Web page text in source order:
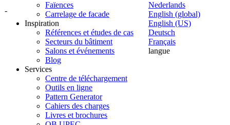
-
Nederlands
English (global)
English (US)
Deutsch
Français
langue
Faïences
Carrelage de facade
Inspiration
Références et études de cas
Secteurs du bâtiment
Salons et événements
Blog
Services
Centre de téléchargement
Outils en ligne
Pattern Generator
Cahiers des charges
Livres et brochures